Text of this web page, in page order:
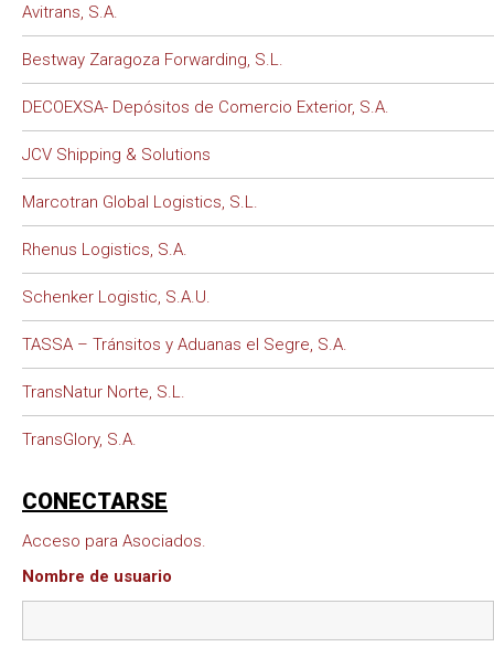
Avitrans, S.A.
Bestway Zaragoza Forwarding, S.L.
DECOEXSA- Depósitos de Comercio Exterior, S.A.
JCV Shipping & Solutions
Marcotran Global Logistics, S.L.
Rhenus Logistics, S.A.
Schenker Logistic, S.A.U.
TASSA – Tránsitos y Aduanas el Segre, S.A.
TransNatur Norte, S.L.
TransGlory, S.A.
CONECTARSE
Acceso para Asociados.
Nombre de usuario